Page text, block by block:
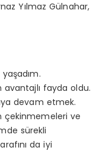
Yılmaz Gülnahar,
avantajlı fayda oldu.
devam etmek.
çekinmemeleri ve
sürekli
da iyi